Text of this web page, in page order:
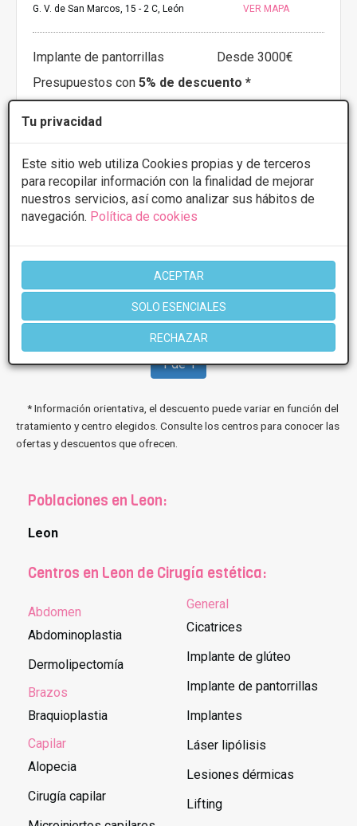
Tu privacidad
Este sitio web utiliza Cookies propias y de terceros
para recopilar información con la finalidad de mejorar
nuestros servicios, así como analizar sus hábitos de
navegación. Política de cookies
ACEPTAR
SOLO ESENCIALES
RECHAZAR
G. V. de San Marcos, 15 - 2 C, León VER MAPA
Implante de pantorrillas
Desde 3000€
Presupuestos con 5% de descuento *
CONSULTAR/CITA/PRESUPUESTO
Lunes
10:00 - 14:00 16:00 - 20:00
Martes
10:00 - 14:00 16:00 - 20:00
Miércoles
10:00 - 14:00 16:00 - 20:00
Jueves
10:00 - 14:00 16:00 - 20:00
Viernes
1 de 1
* Información orientativa, el descuento puede variar en función del
tratamiento y centro elegidos. Consulte los centros para conocer las
ofertas y descuentos que ofrecen.
Poblaciones en Leon:
Leon
Centros en Leon de Cirugía estética:
Abdomen
Abdominoplastia
Dermolipectomía
Brazos
Braquioplastia
Capilar
Alopecia
Cirugía capilar
General
Cicatrices
Implante de glúteo
Implante de pantorrillas
Implantes
Láser lipólisis
Lesiones dérmicas
Lifting